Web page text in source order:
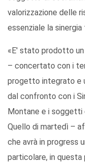
valorizzazione delle
essenziale la sinergia
«E' stato prodotto
– concertato con i
progetto integrato e
dal confronto con i
Montane e i
Quello di martedì –
che avrà in progress
particolare, in questa